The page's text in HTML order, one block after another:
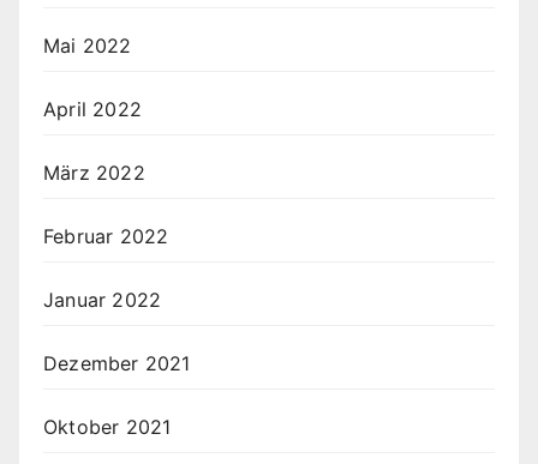
Mai 2022
April 2022
März 2022
Februar 2022
Januar 2022
Dezember 2021
Oktober 2021